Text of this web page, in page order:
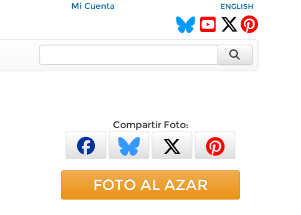
Mi Cuenta ENGLISH
Compartir Foto:
FOTO AL AZAR